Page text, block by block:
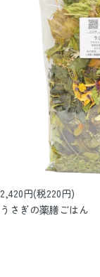
2,420円(税220円)
うさぎの薬膳ごはん